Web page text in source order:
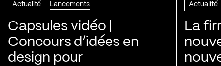
Actualité Lancements
Capsules vidéo |
Concours d’idées en
design pour
Actualité
La